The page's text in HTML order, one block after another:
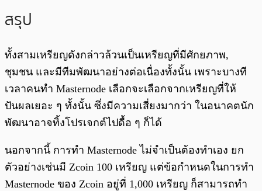
สรุป
ทั้งสามเหรียญดังกล่าวล้วนเป็นเหรียญที่มีศักยภาพ,
ชุมชน และมีทีมพัฒนาอย่างต่อเนื่องทั้งนั้น เพราะบางที
เวลาคนทำ Masternode เลือกจะเลือกจากเหรียญที่ให้
ปันผลเยอะ ๆ ทั้งนั้น ซึ่งมีความเสี่ยงมากว่า ในอนาคตนัก
พัฒนาอาจทิ้งโปรเจกต์ไปดื้อ ๆ ก็ได้
นอกจากนี้ การทำ Masternode ไม่จำเป็นต้องทำเอง ยก
ตัวอย่างเช่นมี Zcoin 100 เหรียญ แต่ข้อกำหนดในการทำ
Masternode ของ Zcoin อยู่ที่ 1,000 เหรียญ ก็สามารถทำ